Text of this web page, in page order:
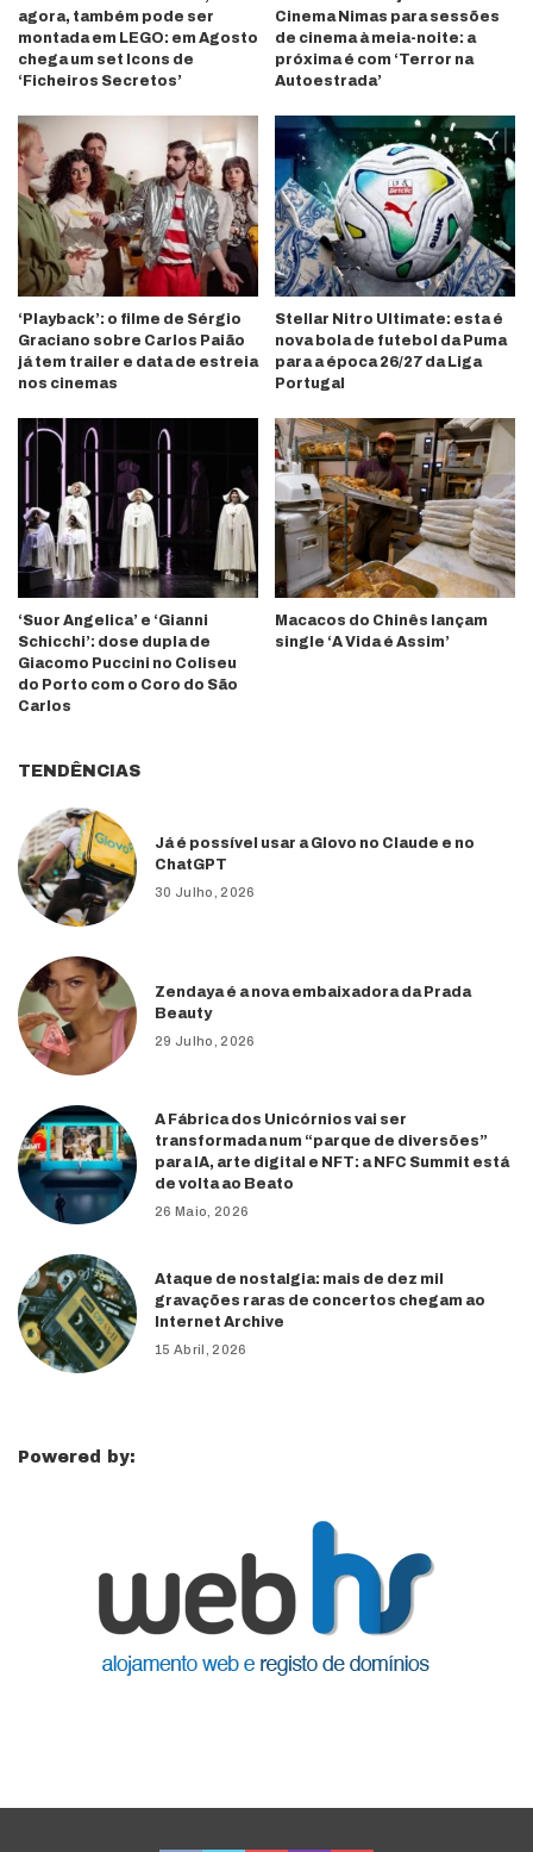
agora, também pode ser
montada em LEGO: em Agosto
chega um set Icons de
‘Ficheiros Secretos’
Cinema Nimas para sessões
de cinema à meia-noite: a
próxima é com ‘Terror na
Autoestrada’
‘Playback’: o filme de Sérgio
Graciano sobre Carlos Paião
já tem trailer e data de estreia
nos cinemas
Stellar Nitro Ultimate: esta é
nova bola de futebol da Puma
para a época 26/27 da Liga
Portugal
‘Suor Angelica’ e ‘Gianni
Schicchi’: dose dupla de
Giacomo Puccini no Coliseu
do Porto com o Coro do São
Carlos
Macacos do Chinês lançam
single ‘A Vida é Assim’
TENDÊNCIAS
Já é possível usar a Glovo no Claude e no
ChatGPT
30 Julho, 2026
Zendaya é a nova embaixadora da Prada
Beauty
29 Julho, 2026
A Fábrica dos Unicórnios vai ser
transformada num “parque de diversões”
para IA, arte digital e NFT: a NFC Summit está
de volta ao Beato
26 Maio, 2026
Ataque de nostalgia: mais de dez mil
gravações raras de concertos chegam ao
Internet Archive
15 Abril, 2026
Powered by: